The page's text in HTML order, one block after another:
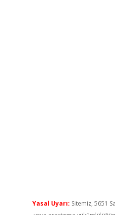
Yasal Uyarı: Sitemiz, 5651